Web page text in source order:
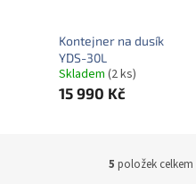
Kontejner na dusík
YDS-30L
Skladem (2 ks)
15 990 Kč
5 položek celkem